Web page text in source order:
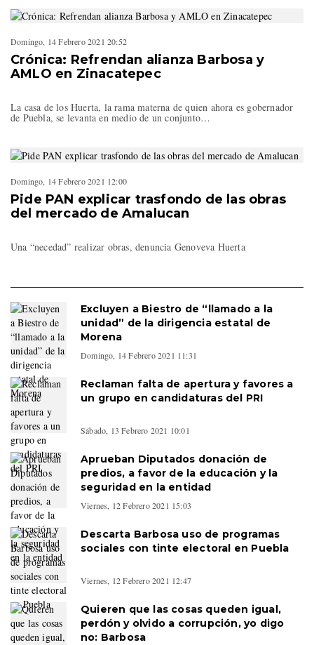
Domingo, 14 Febrero 2021 20:52
Crónica: Refrendan alianza Barbosa y
AMLO en Zinacatepec
La casa de los Huerta, la rama materna de quien ahora es gobernador
de Puebla, se levanta en medio de un conjunto…
Domingo, 14 Febrero 2021 12:00
Pide PAN explicar trasfondo de las obras
del mercado de Amalucan
Una “necedad” realizar obras, denuncia Genoveva Huerta
Excluyen a Biestro de “llamado a la
unidad” de la dirigencia estatal de
Morena
Domingo, 14 Febrero 2021 11:31
Reclaman falta de apertura y favores a
un grupo en candidaturas del PRI
Sábado, 13 Febrero 2021 10:01
Aprueban Diputados donación de
predios, a favor de la educación y la
seguridad en la entidad
Viernes, 12 Febrero 2021 15:03
Descarta Barbosa uso de programas
sociales con tinte electoral en Puebla
Viernes, 12 Febrero 2021 12:47
Quieren que las cosas queden igual,
perdón y olvido a corrupción, yo digo
no: Barbosa